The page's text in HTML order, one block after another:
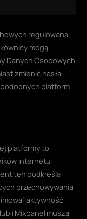
regulowana
mogą
Danych Osobowych
zmienić hasła,
platform
platformy to
internetu:
ten podkreśla
przechowywania
aktywność
i Mixpanel muszą